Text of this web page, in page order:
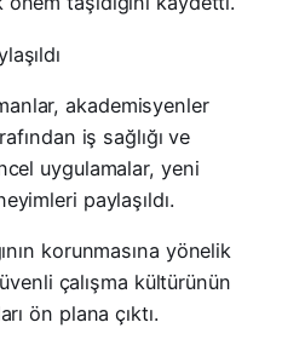
akademisyenler
iş sağlığı ve
uygulamalar, yeni
paylaşıldı.
korunmasına yönelik
çalışma kültürünün
ön plana çıktı.